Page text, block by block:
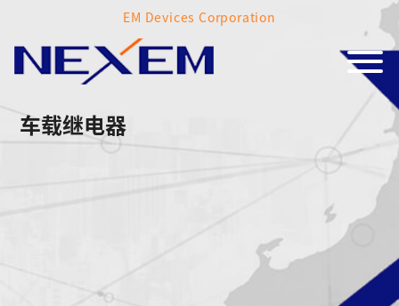
EM Devices Corporation
车载继电器